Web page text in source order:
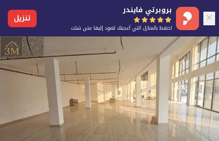
بروبرتي فايندر
احتفظ بالمنازل التي أعجبتك لتعود إليها متى شئت
تنزيل